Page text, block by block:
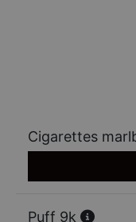
Cigarettes
Puff 9k